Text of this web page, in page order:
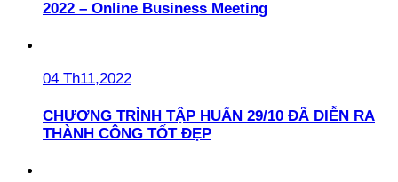
2022 – Online Business Meeting
04 Th11,2022
CHƯƠNG TRÌNH TẬP HUẤN 29/10 ĐÃ DIỄN RA
THÀNH CÔNG TỐT ĐẸP